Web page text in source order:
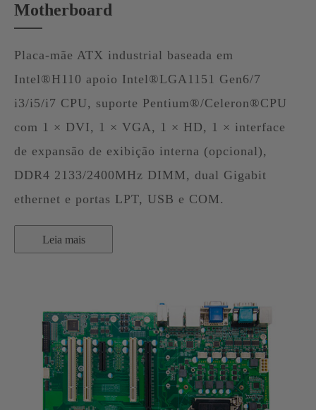
Motherboard
Placa-mãe ATX industrial baseada em
Intel®H110 apoio Intel®LGA1151 Gen6/7
i3/i5/i7 CPU, suporte Pentium®/Celeron®CPU
com 1 × DVI, 1 × VGA, 1 × HD, 1 × interface
de expansão de exibição interna (opcional),
DDR4 2133/2400MHz DIMM, dual Gigabit
ethernet e portas LPT, USB e COM.
Leia mais